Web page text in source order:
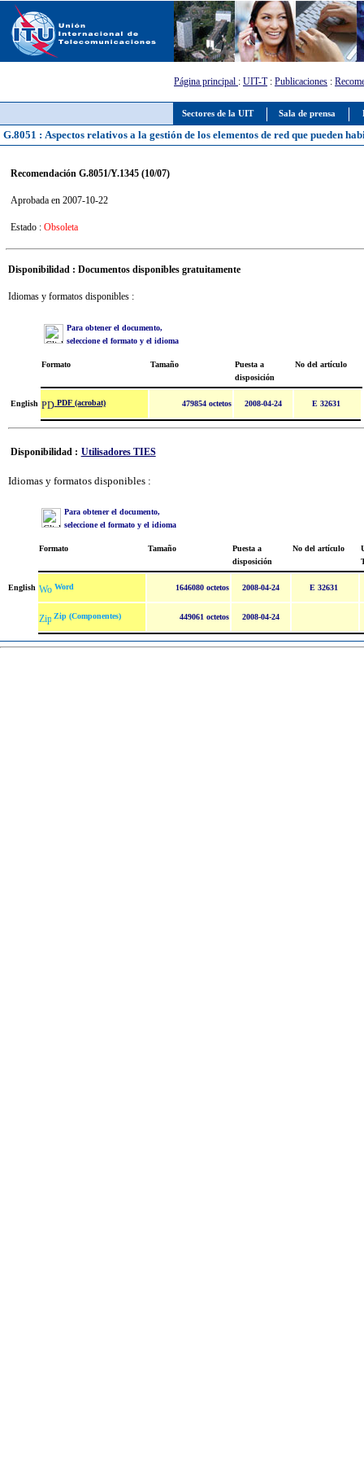
Sectores de la UIT Sala de prensa
Página principal : UIT-T: Publicaciones :
G.8051 : Aspectos relativos a la gestión de los elementos de red que pueden
Recomendación G.8051/Y.1345 (10/07)
Aprobada en 2007-10-22
Estado : Obsoleta
Disponibilidad : Documentos disponibles gratuitamente
Idiomas y formatos disponibles :
Para obtener el documento,
seleccione el formato y el idioma
Formato Tamaño
Puesta a
disposición
No del artículo
English PDF (acrobat) 479854 octetos 2008-04-24 E 32631
Disponibilidad : Utilisadores TIES
Idiomas y formatos disponibles :
Para obtener el documento,
seleccione el formato y el idioma
Formato Tamaño
Puesta a
disposición
No del artículo
English Word 1646080 octetos 2008-04-24 E 32631
Zip (Componentes) 449061 octetos 2008-04-24